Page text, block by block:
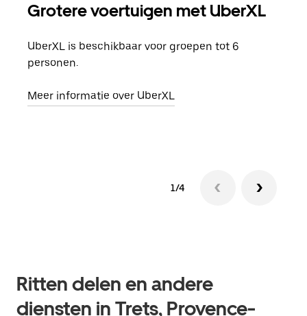
Grotere voertuigen met UberXL
UberXL is beschikbaar voor groepen tot 6
personen.
Meer informatie over UberXL
1/4
Ritten delen en andere
diensten in Trets, Provence-